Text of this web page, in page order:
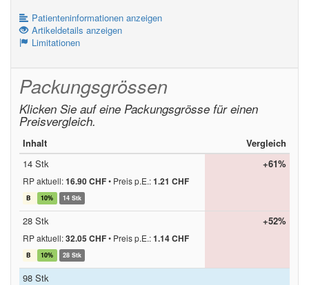
Patienteninformationen anzeigen
Artikeldetails anzeigen
Limitationen
Packungsgrössen
Klicken Sie auf eine Packungsgrösse für einen
Preisvergleich.
Inhalt
Vergleich
14 Stk
RP aktuell:16.90 CHF• Preis p.E.:1.21 CHF
B 10% 14 Stk
+61%
28 Stk
RP aktuell:32.05 CHF• Preis p.E.:1.14 CHF
B 10% 28 Stk
+52%
98 Stk